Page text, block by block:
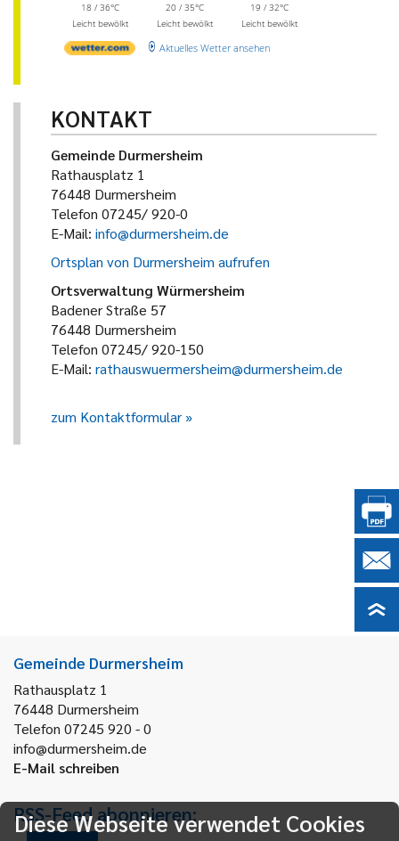
18 / 36°C
Leicht bewölkt
20 / 35°C
Leicht bewölkt
19 / 32°C
Leicht bewölkt
Aktuelles Wetter ansehen
KONTAKT
Gemeinde Durmersheim
Rathausplatz 1
76448 Durmersheim
Telefon 07245/ 920-0
E-Mail: info@durmersheim.de
Ortsplan von Durmersheim aufrufen
Ortsverwaltung Würmersheim
Badener Straße 57
76448 Durmersheim
Telefon 07245/ 920-150
E-Mail: rathauswuermersheim@durmersheim.de
zum Kontaktformular
Gemeinde Durmersheim
Rathausplatz 1
76448 Durmersheim
Telefon 07245 920 - 0
info@durmersheim.de
E-Mail schreiben
RSS-Feed abonnieren:
Diese Webseite verwendet Cookies